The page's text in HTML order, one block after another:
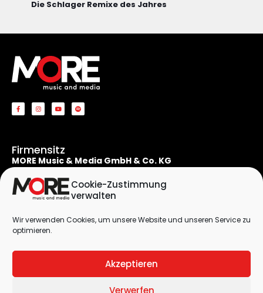
Cookie-Zustimmung
verwalten
Wir verwenden Cookies, um unsere Website und unseren Service zu
optimieren.
Akzeptieren
Verwerfen
Die Schlager Remixe des Jahres
Firmensitz
MORE Music & Media GmbH & Co. KG
Apostelnstraße 19
50667 Köln
Deutschland
Rechtliches
Kontaktformular
Datenschutzerklärung